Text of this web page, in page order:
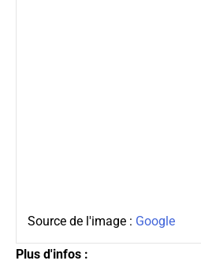
Source de l'image : Google
Plus d'infos :